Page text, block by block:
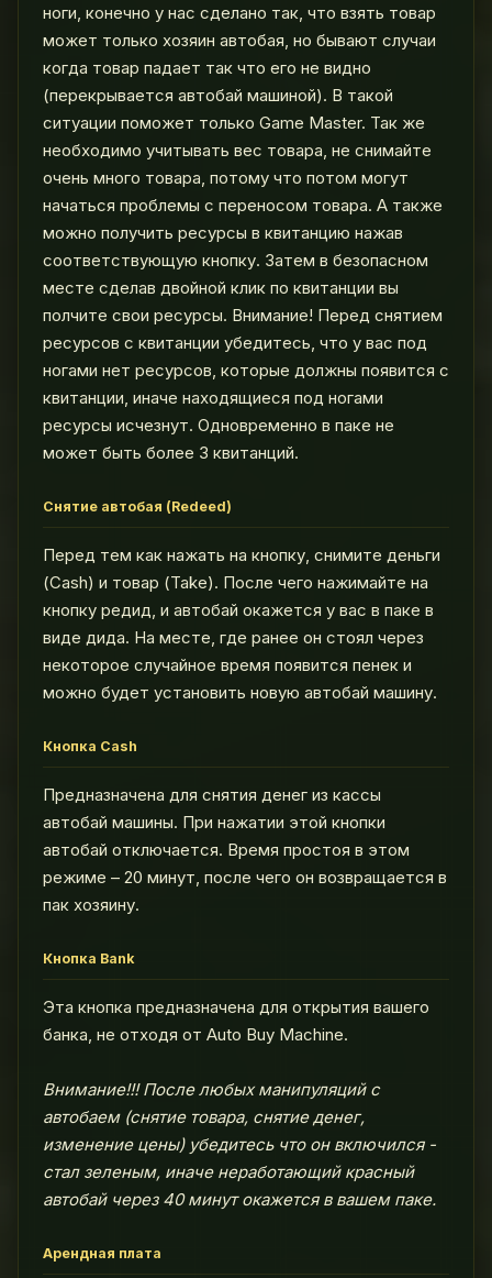
ноги, конечно у нас сделано так, что взять товар
может только хозяин автобая, но бывают случаи
когда товар падает так что его не видно
(перекрывается автобай машиной). В такой
ситуации поможет только Game Master. Так же
необходимо учитывать вес товара, не снимайте
очень много товара, потому что потом могут
начаться проблемы с переносом товара. А также
можно получить ресурсы в квитанцию нажав
соответствующую кнопку. Затем в безопасном
месте сделав двойной клик по квитанции вы
полчите свои ресурсы. Внимание! Перед снятием
ресурсов с квитанции убедитесь, что у вас под
ногами нет ресурсов, которые должны появится с
квитанции, иначе находящиеся под ногами
ресурсы исчезнут. Одновременно в паке не
может быть более 3 квитанций.
Снятие автобая (Redeed)
Перед тем как нажать на кнопку, снимите деньги
(Cash) и товар (Take). После чего нажимайте на
кнопку редид, и автобай окажется у вас в паке в
виде дида. На месте, где ранее он стоял через
некоторое случайное время появится пенек и
можно будет установить новую автобай машину.
Кнопка Cash
Предназначена для снятия денег из кассы
автобай машины. При нажатии этой кнопки
автобай отключается. Время простоя в этом
режиме – 20 минут, после чего он возвращается в
пак хозяину.
Кнопка Bank
Эта кнопка предназначена для открытия вашего
банка, не отходя от Auto Buy Machine.
Внимание!!! После любых манипуляций с
автобаем (снятие товара, снятие денег,
изменение цены) убедитесь что он включился -
стал зеленым, иначе неработающий красный
автобай через 40 минут окажется в вашем паке.
Арендная плата